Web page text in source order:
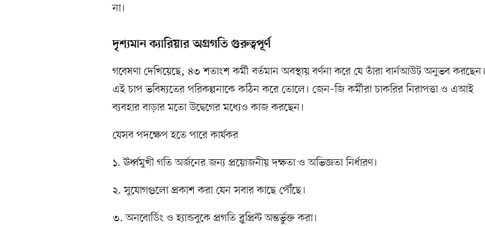
না।
দৃশ্যমান ক্যারিয়ার অগ্রগতি গুরুত্বপূর্ণ
গবেষণা দেখিয়েছে, ৪৩ শতাংশ কর্মী বর্তমান অবস্থায় বর্ণনা করে যে তাঁরা বার্নআউট অনুভব করছেন।
এই চাপ ভবিষ্যতের পরিকল্পনাকে কঠিন করে তোলে। জেন–জি কর্মীরা চাকরির নিরাপত্তা ও এআই
ব্যবহার বাড়ার মতো উদ্বেগের মধ্যেও কাজ করছেন।
যেসব পদক্ষেপ হতে পারে কার্যকর
১. ঊর্ধ্বমুখী গতি অর্জনের জন্য প্রয়োজনীয় দক্ষতা ও অভিজ্ঞতা নির্ধারণ।
২. সুযোগগুলো প্রকাশ করা যেন সবার কাছে পৌঁছে।
৩. অনবোর্ডিং ও হ্যান্ডবুকে প্রগতি ব্লুপ্রিন্ট অন্তর্ভুক্ত করা।